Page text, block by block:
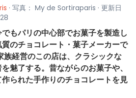
· 写真： My de Sortiraparis · 更新日
もパリの中心部でお菓子を製造し
のチョコレート・菓子メーカーで
族経営のこの店は、クラシックな
魅了する。昔ながらのお菓子や、
られた手作りのチョコレートを見